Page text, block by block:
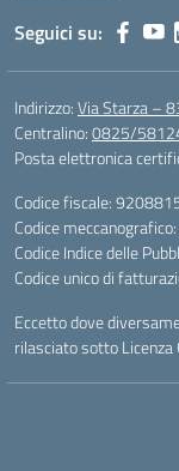
Seguici su:
Indirizzo:Via Starza –
Centralino:0825/
Posta elettronica
Codice fiscale:
Codice meccanografico:
Codice Indice delle
Codice unico di
Eccetto dove
rilasciato sotto